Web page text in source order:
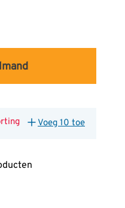
Voeg 10 toe